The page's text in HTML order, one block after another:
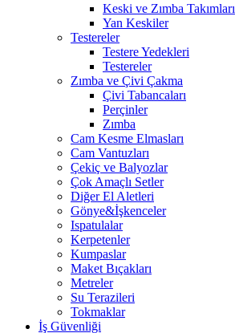
Keski ve Zımba Takımları
Yan Keskiler
Testereler
Testere Yedekleri
Testereler
Zımba ve Çivi Çakma
Çivi Tabancaları
Perçinler
Zımba
Cam Kesme Elmasları
Cam Vantuzları
Çekiç ve Balyozlar
Çok Amaçlı Setler
Diğer El Aletleri
Gönye&İşkenceler
Ispatulalar
Kerpetenler
Kumpaslar
Maket Bıçakları
Metreler
Su Terazileri
Tokmaklar
İş Güvenliği